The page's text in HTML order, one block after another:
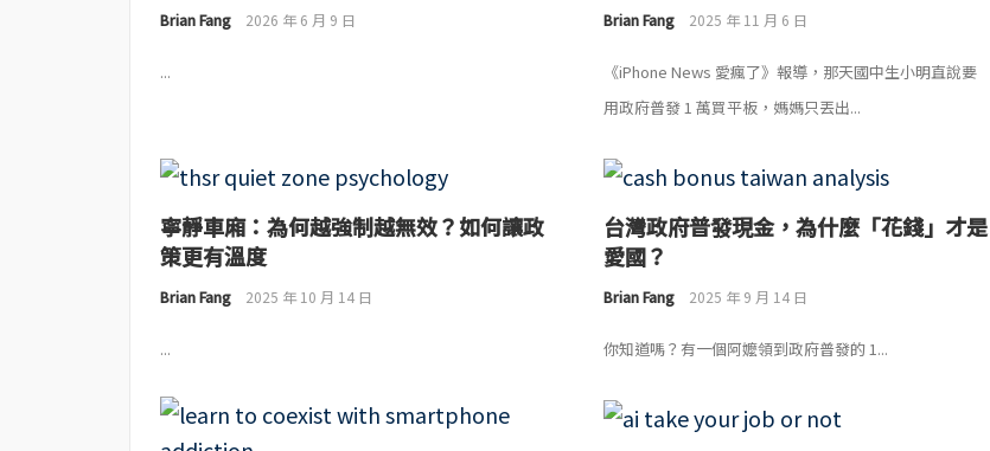
Brian Fang 2026 年 6 月 9 日
...
Brian Fang 2025 年 11 月 6 日
《iPhone News 愛瘋了》報導，那天國中生小明直說要
用政府普發 1 萬買平板，媽媽只丟出...
寧靜車廂：為何越強制越無效？如何讓政
策更有溫度
Brian Fang 2025 年 10 月 14 日
...
台灣政府普發現金，為什麼「花錢」才是
愛國？
Brian Fang 2025 年 9 月 14 日
你知道嗎？有一個阿嬤領到政府普發的 1...